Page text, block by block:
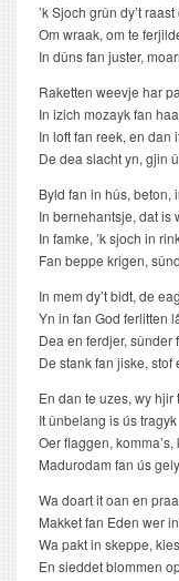
’k Sjoch grûn dy’t
Om wraak, om te
In dûns fan juster,
Raketten weevje har
In izich mozayk fan
In loft fan reek, en dan
De dea slacht yn, gjin
Byld fan in hûs, beton,
In bernehantsje, dat is
In famke, ’k sjoch in
Fan beppe krigen,
In mem dy’t bidt, de
Yn in fan God ferlitten
Dea en ferdjer, sûnder
De stank fan jiske, stof
En dan te uzes, wy hjir
It ûnbelang is ús tragyk
Oer flaggen, komma’s,
Madurodam fan ús
Wa doart it oan en
Makket fan Eden wer
Wa pakt in skeppe,
En sieddet blommen